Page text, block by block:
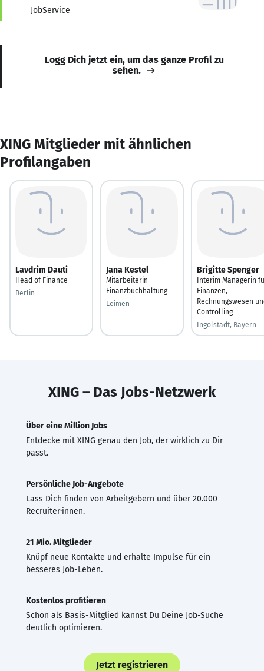
JobService
Logg Dich jetzt ein, um das ganze Profil zu
sehen.
XING Mitglieder mit ähnlichen
Profilangaben
Lavdrim Dauti
Head of Finance
Berlin
Jana Kestel
Mitarbeiterin
Finanzbuchhaltung
Leimen
Brigitte Spenger
Interim Managerin
Finanzen,
Rechnungswesen
Controlling
Ingolstadt, Bayern
XING – Das Jobs-Netzwerk
Über eine Million Jobs
Entdecke mit XING genau den Job, der wirklich zu Dir
passt.
Persönliche Job-Angebote
Lass Dich finden von Arbeitgebern und über 20.000
Recruiter·innen.
21 Mio. Mitglieder
Knüpf neue Kontakte und erhalte Impulse für ein
besseres Job-Leben.
Kostenlos profitieren
Schon als Basis-Mitglied kannst Du Deine Job-Suche
deutlich optimieren.
Jetzt registrieren